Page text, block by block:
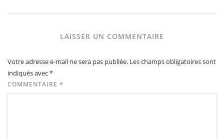
LAISSER UN COMMENTAIRE
Votre adresse e-mail ne sera pas publiée. Les champs obligatoires sont
indiqués avec*
COMMENTAIRE *